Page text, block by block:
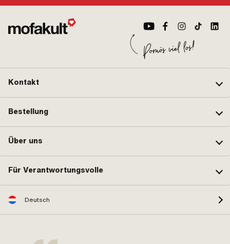
Kontakt
Bestellung
Über uns
Für Verantwortungsvolle
Deutsch